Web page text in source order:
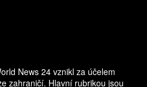
News 24 vznikl za účelem
zahraničí. Hlavní rubrikou jsou